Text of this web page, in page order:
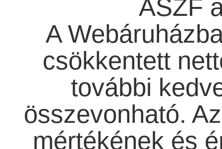
ÁSZF
A
csökkentett
további
összevonható.
mértékének és